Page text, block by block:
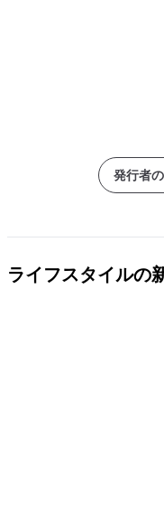
発行者
ライフスタイルの